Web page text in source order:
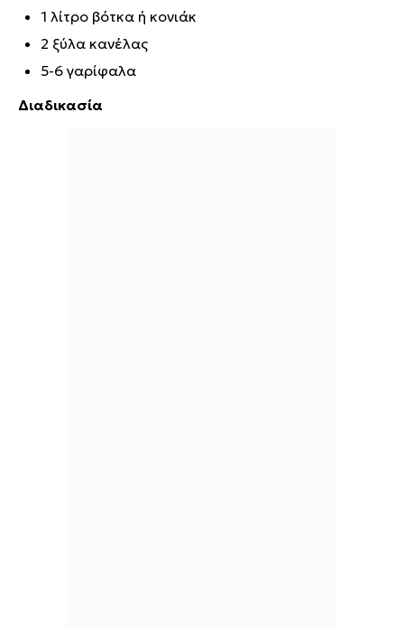
1 λίτρο βότκα ή κονιάκ
2 ξύλα κανέλας
5-6 γαρίφαλα
Διαδικασία